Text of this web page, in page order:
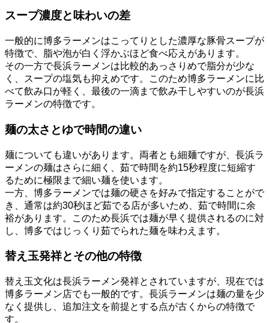
スープ濃度と味わいの差
一般的に博多ラーメンはこってりとした濃厚な豚骨スープが
特徴で、脂や泡が白く浮かぶほど食べ応えがあります。
その一方で長浜ラーメンは比較的あっさりめで脂分が少な
く、スープの塩気も抑えめです。このため博多ラーメンに比
べて飲み口が軽く、最後の一滴まで飲み干しやすいのが長浜
ラーメンの特徴です。
麺の太さとゆで時間の違い
麺についても違いがあります。両者とも細麺ですが、長浜ラ
ーメンの麺はさらに細く、茹で時間を約15秒程度に短縮す
るために極限まで細い麺を使います。
一方、博多ラーメンでは麺の硬さを好みで指定することがで
き、通常は約30秒ほど茹でる店が多いため、茹で時間に余
裕があります。このため長浜では麺が早く提供されるのに対
し、博多ではじっくり茹でられた麺を味わえます。
替え玉発祥とその他の特徴
替え玉文化は長浜ラーメン発祥とされていますが、現在では
博多ラーメン店でも一般的です。長浜ラーメンは麺の量を少
なく提供し、追加注文を前提とする点が古くからの特徴で
す。